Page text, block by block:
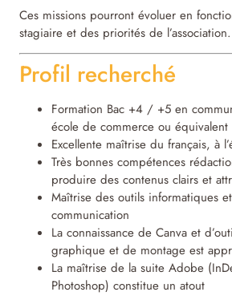
Ces missions pourront évoluer en
stagiaire et des priorités de l’association.
Profil recherché
Formation Bac +4 / +5 en
école de commerce ou
Excellente maîtrise du français, à
Très bonnes compétences
produire des contenus clairs et
Maîtrise des outils informatiques
communication
La connaissance de Canva et
graphique et de montage est
La maîtrise de la suite Adobe
Photoshop) constitue un atout